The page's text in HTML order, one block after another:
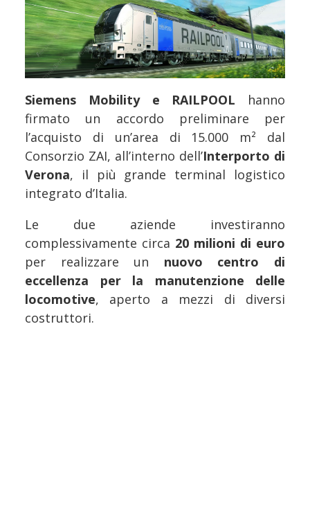
Siemens Mobility e RAILPOOL hanno
firmato un accordo preliminare per
l’acquisto di un’area di 15.000 m² dal
Consorzio ZAI, all’interno dell’Interporto di
Verona, il più grande terminal logistico
integrato d’Italia.
Le due aziende investiranno
complessivamente circa 20 milioni di euro
per realizzare un nuovo centro di
eccellenza per la manutenzione delle
locomotive, aperto a mezzi di diversi
costruttori.